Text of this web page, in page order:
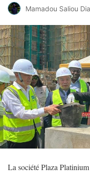
Mamadou Saliou
La société Plaza